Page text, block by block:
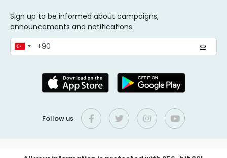
Sign up to be informed about campaigns,
announcements and notifications.
Follow us